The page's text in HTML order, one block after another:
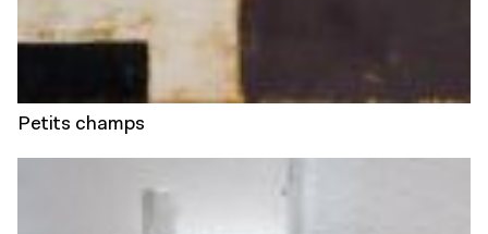
Petits champs